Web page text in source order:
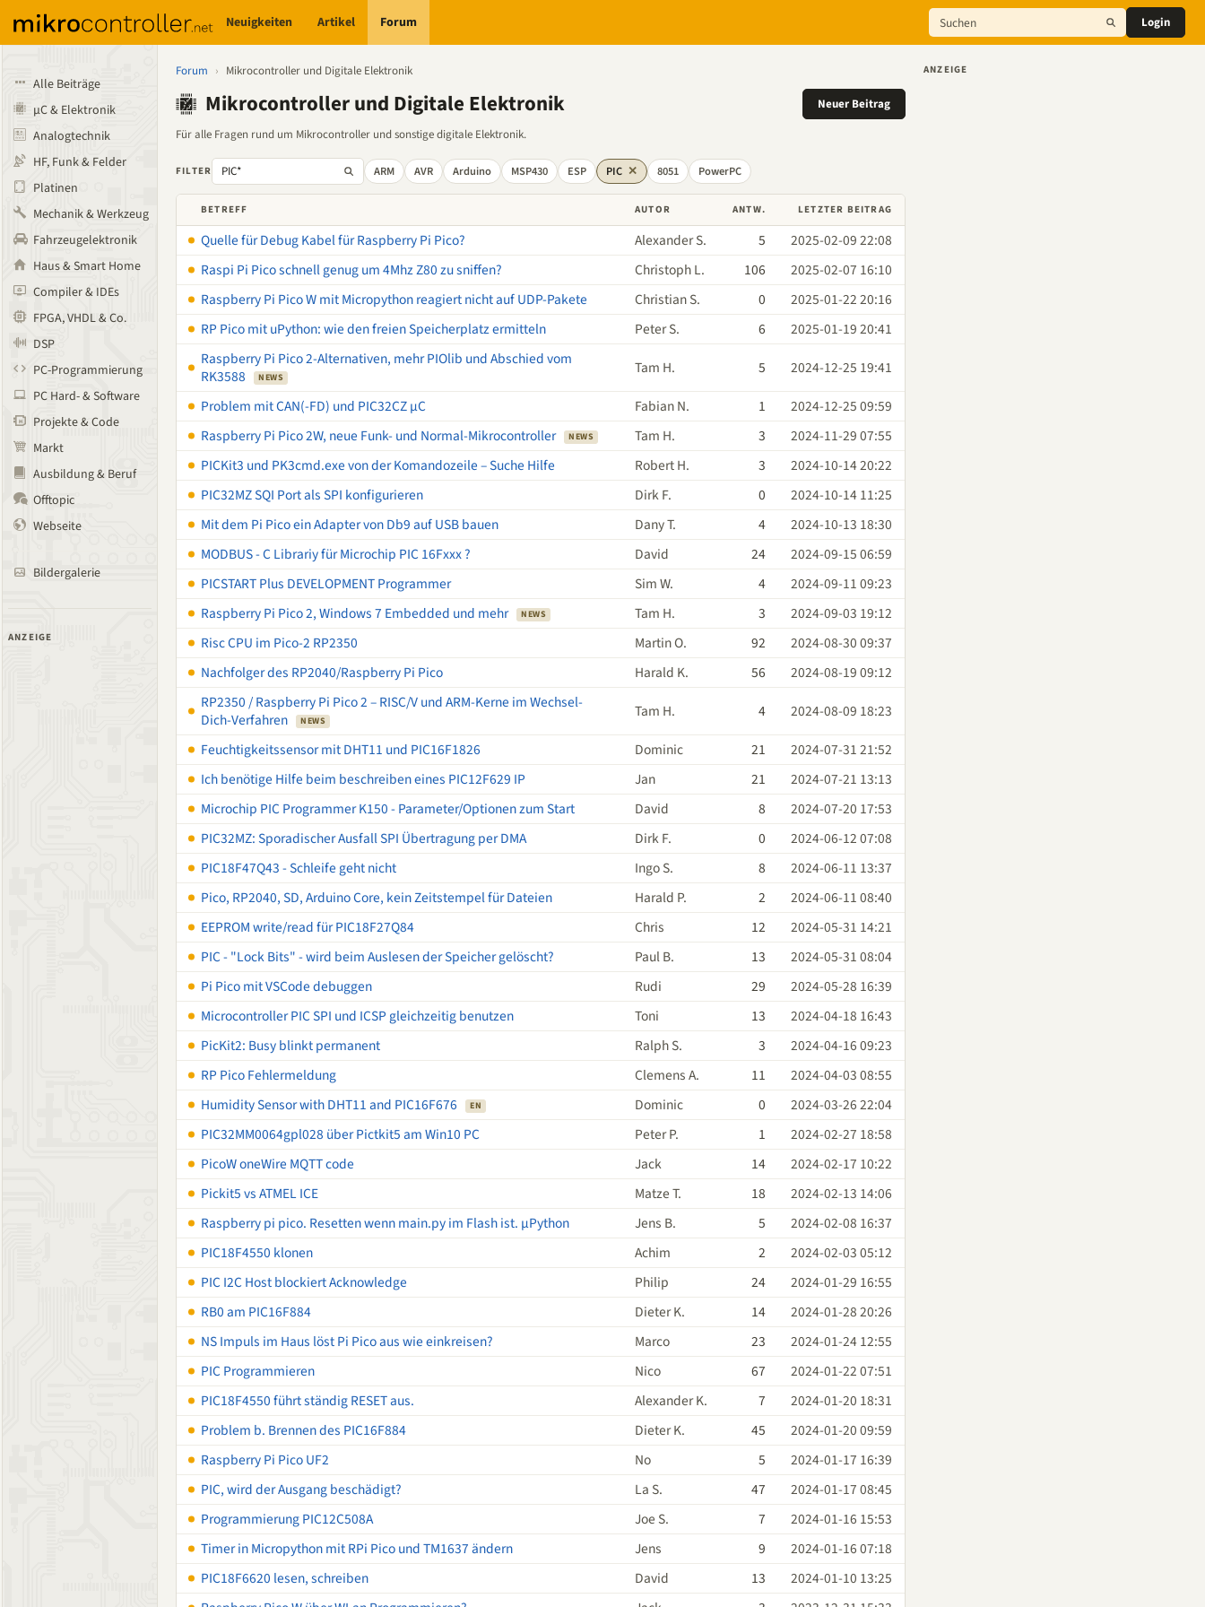
Neuigkeiten Artikel Forum Login
Alle Beiträge
µC & Elektronik
Analogtechnik
HF, Funk & Felder
Platinen
Mechanik & Werkzeug
Fahrzeugelektronik
Haus & Smart Home
Compiler & IDEs
FPGA, VHDL & Co.
DSP
PC-Programmierung
PC Hard- & Software
Projekte & Code
Markt
Ausbildung & Beruf
Offtopic
Webseite
Bildergalerie
ANZEIGE
Forum › Mikrocontroller und Digitale Elektronik
Mikrocontroller und Digitale Elektronik
Neuer Beitrag
Für alle Fragen rund um Mikrocontroller und sonstige digitale Elektronik.
FILTER ARM AVR Arduino MSP430 ESP PIC ✕ 8051 PowerPC
BETREFF AUTOR ANTW. LETZTER BEITRAG
Quelle für Debug Kabel für Raspberry Pi Pico? Alexander S. 5
2025-02-09 22:08
Raspi Pi Pico schnell genug um 4Mhz Z80 zu sniffen?
Christoph L. 106
2025-02-07 16:10
Raspberry Pi Pico W mit Micropython reagiert nicht auf UDP-Pakete
Christian S. 0
2025-01-22 20:16
RP Pico mit uPython: wie den freien Speicherplatz ermitteln
Peter S. 6
2025-01-19 20:41
Raspberry Pi Pico 2-Alternativen, mehr PIOlib und Abschied vom
RK3588
NEWS Tam H. 5
2024-12-25 19:41
Problem mit CAN(-FD) und PIC32CZ µC
Fabian N. 1
2024-12-25 09:59
Raspberry Pi Pico 2W, neue Funk- und Normal-Mikrocontroller
NEWS Tam H. 3
2024-11-29 07:55
PICKit3 und PK3cmd.exe von der Komandozeile – Suche Hilfe
Robert H. 3
2024-10-14 20:22
PIC32MZ SQI Port als SPI konfigurieren
Dirk F. 0
2024-10-14 11:25
Mit dem Pi Pico ein Adapter von Db9 auf USB bauen
Dany T. 4
2024-10-13 18:30
MODBUS - C Librariy für Microchip PIC 16Fxxx ?
David 24
2024-09-15 06:59
PICSTART Plus DEVELOPMENT Programmer
Sim W. 4
2024-09-11 09:23
Raspberry Pi Pico 2, Windows 7 Embedded und mehr
NEWS Tam H. 3
2024-09-03 19:12
Risc CPU im Pico-2 RP2350
Martin O. 92
2024-08-30 09:37
Nachfolger des RP2040/Raspberry Pi Pico
Harald K. 56
2024-08-19 09:12
RP2350 / Raspberry Pi Pico 2 – RISC/V und ARM-Kerne im Wechsel-
Dich-Verfahren
NEWS Tam H. 4
2024-08-09 18:23
Feuchtigkeitssensor mit DHT11 und PIC16F1826
Dominic 21
2024-07-31 21:52
Ich benötige Hilfe beim beschreiben eines PIC12F629 IP
Jan 21
2024-07-21 13:13
Microchip PIC Programmer K150 - Parameter/Optionen zum Start
David 8
2024-07-20 17:53
PIC32MZ: Sporadischer Ausfall SPI Übertragung per DMA
Dirk F. 0
2024-06-12 07:08
PIC18F47Q43 - Schleife geht nicht
Ingo S. 8
2024-06-11 13:37
Pico, RP2040, SD, Arduino Core, kein Zeitstempel für Dateien
Harald P. 2
2024-06-11 08:40
EEPROM write/read für PIC18F27Q84
Chris 12
2024-05-31 14:21
PIC - "Lock Bits" - wird beim Auslesen der Speicher gelöscht?
Paul B. 13
2024-05-31 08:04
Pi Pico mit VSCode debuggen
Rudi 29
2024-05-28 16:39
Microcontroller PIC SPI und ICSP gleichzeitig benutzen
Toni 13
2024-04-18 16:43
PicKit2: Busy blinkt permanent
Ralph S. 3
2024-04-16 09:23
RP Pico Fehlermeldung
Clemens A. 11
2024-04-03 08:55
Humidity Sensor with DHT11 and PIC16F676
EN Dominic 0
2024-03-26 22:04
PIC32MM0064gpl028 über Pictkit5 am Win10 PC
Peter P. 1
2024-02-27 18:58
PicoW oneWire MQTT code
Jack 14
2024-02-17 10:22
Pickit5 vs ATMEL ICE
Matze T. 18
2024-02-13 14:06
Raspberry pi pico. Resetten wenn main.py im Flash ist. µPython
Jens B. 5
2024-02-08 16:37
PIC18F4550 klonen
Achim 2
2024-02-03 05:12
PIC I2C Host blockiert Acknowledge
Philip 24
2024-01-29 16:55
RB0 am PIC16F884
Dieter K. 14
2024-01-28 20:26
NS Impuls im Haus löst Pi Pico aus wie einkreisen?
Marco 23
2024-01-24 12:55
PIC Programmieren
Nico 67
2024-01-22 07:51
PIC18F4550 führt ständig RESET aus.
Alexander K. 7
2024-01-20 18:31
Problem b. Brennen des PIC16F884
Dieter K. 45
2024-01-20 09:59
Raspberry Pi Pico UF2
No 5
2024-01-17 16:39
PIC, wird der Ausgang beschädigt?
La S. 47
2024-01-17 08:45
Programmierung PIC12C508A
Joe S. 7
2024-01-16 15:53
Timer in Micropython mit RPi Pico und TM1637 ändern
Jens 9
2024-01-16 07:18
PIC18F6620 lesen, schreiben
David 13
2024-01-10 13:25
ANZEIGE